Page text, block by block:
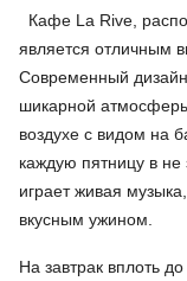
Кафе La Rive,
является отличным
Современный дизайн
шикарной
воздухе с видом на
каждую пятницу в не
играет живая
вкусным ужином.
На завтрак вплоть